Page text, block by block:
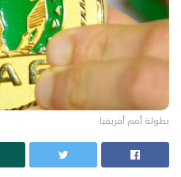
بطولة أمم أفريقيا